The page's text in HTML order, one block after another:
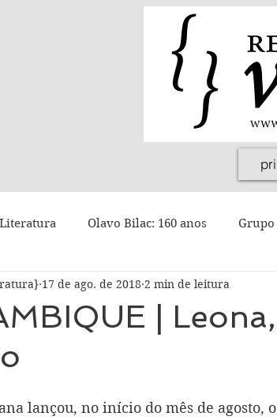
Olavo Bilac: 160 anos Grupo
|
17 de ago. de 2018 2 min de leitura
lançou, no início do mês de agosto,